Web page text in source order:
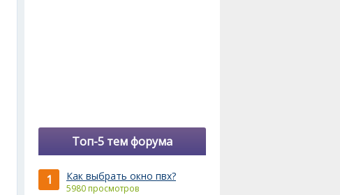
Топ-5 тем форума
1 Как выбрать окно пвх?
5980 просмотров